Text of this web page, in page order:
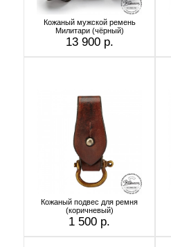
Кожаный мужской ремень
Милитари (чёрный)
13 900 р.
Кожаный подвес для ремня
(коричневый)
1 500 р.